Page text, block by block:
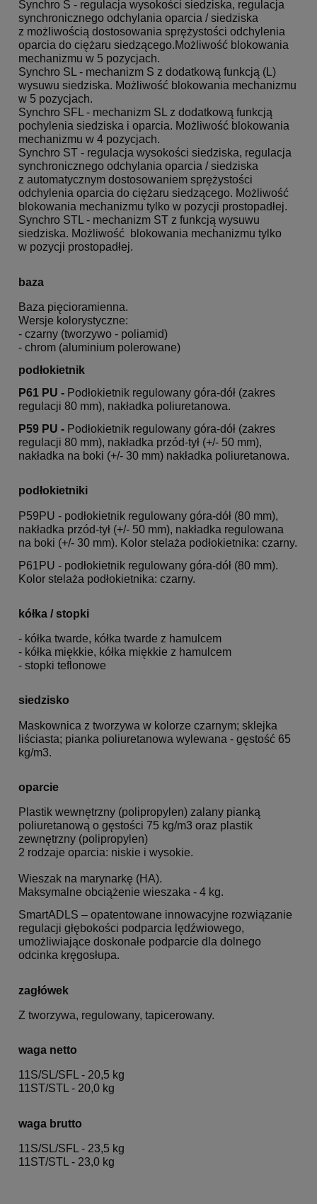
Synchro S - regulacja wysokości siedziska, regulacja
synchronicznego odchylania oparcia / siedziska
z możliwością dostosowania sprężystości odchylenia
oparcia do ciężaru siedzącego.Możliwość blokowania
mechanizmu w 5 pozycjach.
Synchro SL - mechanizm S z dodatkową funkcją (L)
wysuwu siedziska. Możliwość blokowania mechanizmu
w 5 pozycjach.
Synchro SFL - mechanizm SL z dodatkową funkcją
pochylenia siedziska i oparcia. Możliwość blokowania
mechanizmu w 4 pozycjach.
Synchro ST - regulacja wysokości siedziska, regulacja
synchronicznego odchylania oparcia / siedziska
z automatycznym dostosowaniem sprężystości
odchylenia oparcia do ciężaru siedzącego. Możliwość
blokowania mechanizmu tylko w pozycji prostopadłej.
Synchro STL - mechanizm ST z funkcją wysuwu
siedziska. Możliwość blokowania mechanizmu tylko
w pozycji prostopadłej.
baza
Baza pięcioramienna.
Wersje kolorystyczne:
- czarny (tworzywo - poliamid)
- chrom (aluminium polerowane)
podłokietnik
P61 PU - Podłokietnik regulowany góra-dół (zakres
regulacji 80 mm), nakładka poliuretanowa.
P59 PU - Podłokietnik regulowany góra-dół (zakres
regulacji 80 mm), nakładka przód-tył (+/- 50 mm),
nakładka na boki (+/- 30 mm) nakładka poliuretanowa.
podłokietniki
P59PU - podłokietnik regulowany góra-dół (80 mm),
nakładka przód-tył (+/- 50 mm), nakładka regulowana
na boki (+/- 30 mm). Kolor stelaża podłokietnika: czarny.
P61PU - podłokietnik regulowany góra-dół (80 mm).
Kolor stelaża podłokietnika: czarny.
kółka / stopki
- kółka twarde, kółka twarde z hamulcem
- kółka miękkie, kółka miękkie z hamulcem
- stopki teflonowe
siedzisko
Maskownica z tworzywa w kolorze czarnym; sklejka
liściasta; pianka poliuretanowa wylewana - gęstość 65
kg/m3.
oparcie
Plastik wewnętrzny (polipropylen) zalany pianką
poliuretanową o gęstości 75 kg/m3 oraz plastik
zewnętrzny (polipropylen)
2 rodzaje oparcia: niskie i wysokie.
Wieszak na marynarkę (HA).
Maksymalne obciążenie wieszaka - 4 kg.
SmartADLS – opatentowane innowacyjne rozwiązanie
regulacji głębokości podparcia lędźwiowego,
umożliwiające doskonałe podparcie dla dolnego
odcinka kręgosłupa.
zagłówek
Z tworzywa, regulowany, tapicerowany.
waga netto
11S/SL/SFL - 20,5 kg
11ST/STL - 20,0 kg
waga brutto
11S/SL/SFL - 23,5 kg
11ST/STL - 23,0 kg